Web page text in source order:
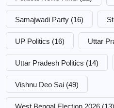
Samajwadi Party (16)
UP Politics (16) Uttar
Uttar Pradesh Politics (14)
Vishnu Deo Sai (49)